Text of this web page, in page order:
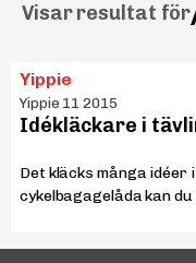
Visar resultat för
Yippie
Yippie 11 2015
Idékläckare i
Det kläcks många idéer
cykelbagagelåda kan du